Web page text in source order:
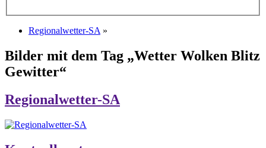
Regionalwetter-SA »
Bilder mit dem Tag „Wetter Wolken Blitz
Gewitter“
Regionalwetter-SA